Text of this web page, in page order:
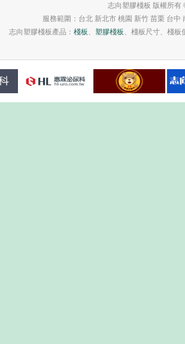
志向塑膠棧板 版權所
服務範圍：台北 新北市 桃園 新竹 苗栗 台
志向塑膠棧板產品： 棧板、 塑膠棧板、棧板尺寸、棧板